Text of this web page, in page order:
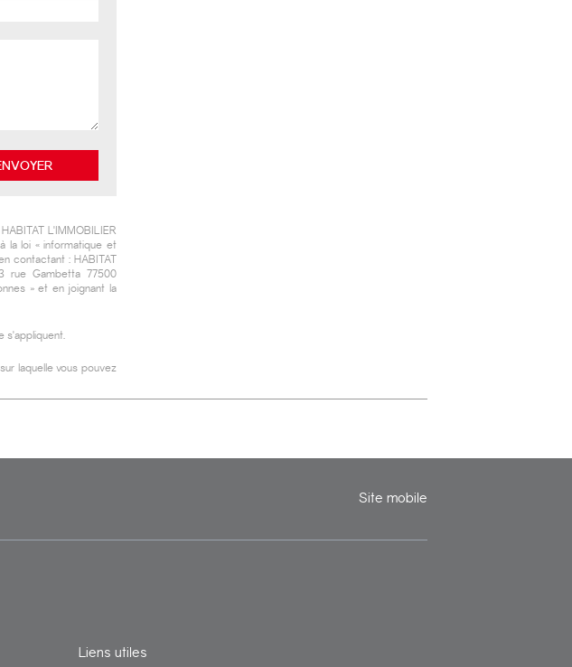
HABITAT L'IMMOBILIER
la loi « informatique et
contactant : HABITAT
rue Gambetta 77500
» et en joignant la
s'appliquent.
laquelle vous pouvez
Site mobile
Liens utiles